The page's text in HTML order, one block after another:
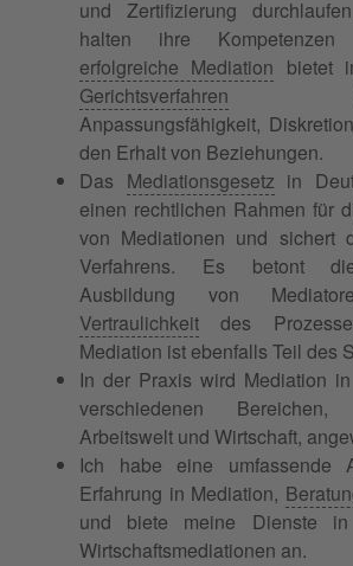
und Zertifizierung
halten ihre
erfolgreiche Mediation bietet
Gerichtsverfahren
Anpassungsfähigkeit,
den Erhalt von Beziehungen.
Das Mediationsgesetz in
einen rechtlichen Rahmen für
von Mediationen und sichert
Verfahrens. Es betont
Ausbildung von
Vertraulichkeit des
Mediation ist ebenfalls Teil des
In der Praxis wird Mediation
verschiedenen
Arbeitswelt und Wirtschaft,
Ich habe eine umfassende
Erfahrung in Mediation,
und biete meine Dienste
Wirtschaftsmediationen an.